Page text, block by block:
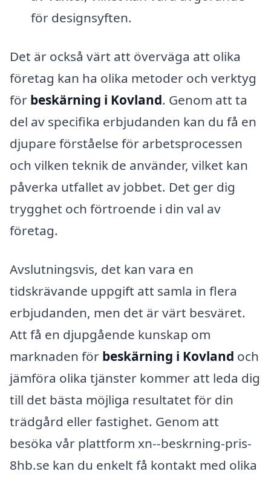
för designsyften.
Det är också värt att överväga att olika
företag kan ha olika metoder och verktyg
för beskärning i Kovland. Genom att ta
del av specifika erbjudanden kan du få en
djupare förståelse för arbetsprocessen
och vilken teknik de använder, vilket kan
påverka utfallet av jobbet. Det ger dig
trygghet och förtroende i din val av
företag.
Avslutningsvis, det kan vara en
tidskrävande uppgift att samla in flera
erbjudanden, men det är värt besväret.
Att få en djupgående kunskap om
marknaden för beskärning i Kovland och
jämföra olika tjänster kommer att leda dig
till det bästa möjliga resultatet för din
trädgård eller fastighet. Genom att
besöka vår plattform xn--beskrning-pris-
8hb.se kan du enkelt få kontakt med olika